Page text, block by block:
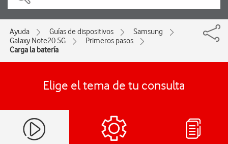
Ayuda Guías de dispositivos
Samsung
Galaxy Note20 5G
Primeros pasos
Carga la batería
Elige el tema de tu consulta